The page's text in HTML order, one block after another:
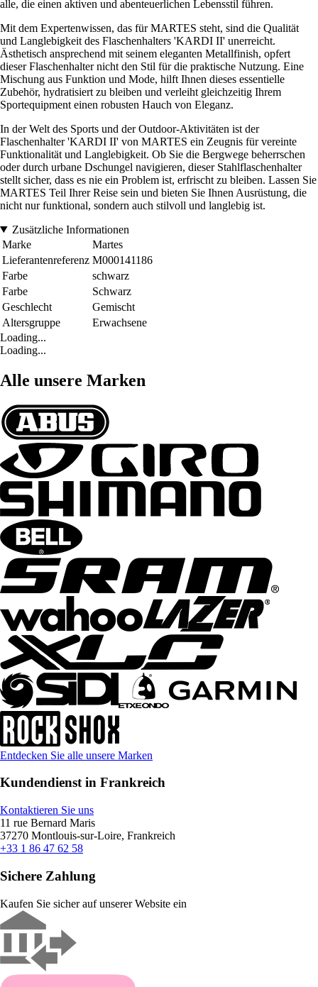
alle, die einen aktiven und abenteuerlichen Lebensstil führen.
Mit dem Expertenwissen, das für MARTES steht, sind die Qualität
und Langlebigkeit des Flaschenhalters 'KARDI II' unerreicht.
Ästhetisch ansprechend mit seinem eleganten Metallfinish, opfert
dieser Flaschenhalter nicht den Stil für die praktische Nutzung. Eine
Mischung aus Funktion und Mode, hilft Ihnen dieses essentielle
Zubehör, hydratisiert zu bleiben und verleiht gleichzeitig Ihrem
Sportequipment einen robusten Hauch von Eleganz.
In der Welt des Sports und der Outdoor-Aktivitäten ist der
Flaschenhalter 'KARDI II' von MARTES ein Zeugnis für vereinte
Funktionalität und Langlebigkeit. Ob Sie die Bergwege beherrschen
oder durch urbane Dschungel navigieren, dieser Stahlflaschenhalter
stellt sicher, dass es nie ein Problem ist, erfrischt zu bleiben. Lassen Sie
MARTES Teil Ihrer Reise sein und bieten Sie Ihnen Ausrüstung, die
nicht nur funktional, sondern auch stilvoll und langlebig ist.
Zusätzliche Informationen
Marke
Martes
Lieferantenreferenz M000141186
Farbe
schwarz
Farbe
Schwarz
Geschlecht
Gemischt
Altersgruppe
Erwachsene
Loading...
Loading...
Alle unsere Marken
Entdecken Sie alle unsere Marken
Kundendienst in Frankreich
Kontaktieren Sie uns
11 rue Bernard Maris
37270 Montlouis-sur-Loire, Frankreich
+33 1 86 47 62 58
Sichere Zahlung
Kaufen Sie sicher auf unserer Website ein